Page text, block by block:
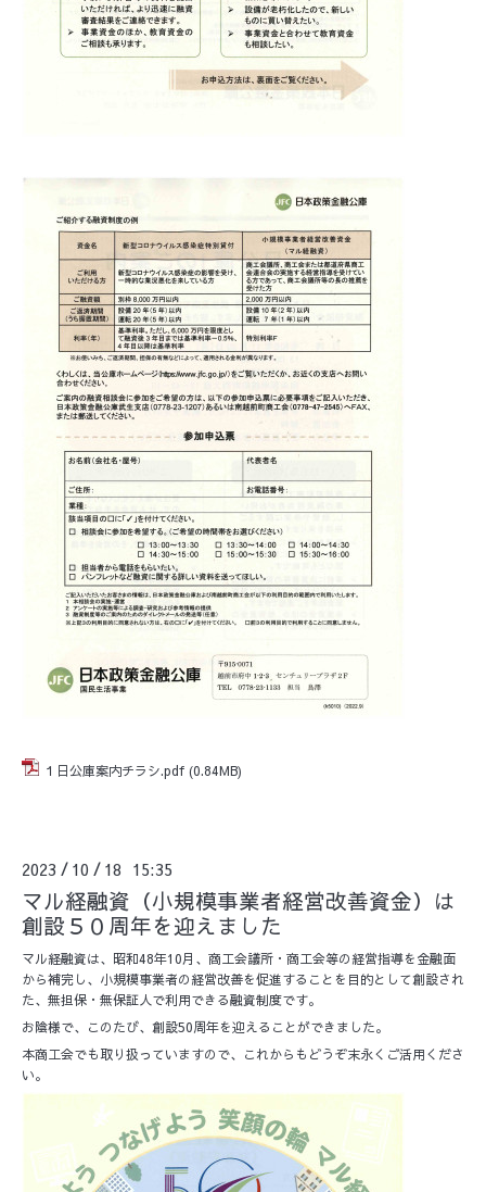
１日公庫案内チラシ.pdf (0.84MB)
2023 / 10 / 18 15:35
マル経融資（小規模事業者経営改善資金）は
創設５０周年を迎えました
マル経融資は、昭和48年10月、商工会議所・商工会等の経営指導を金融面
から補完し、小規模事業者の経営改善を促進することを目的として創設され
た、無担保・無保証人で利用できる融資制度です。
お陰様で、このたび、創設50周年を迎えることができました。
本商工会でも取り扱っていますので、これからもどうぞ末永くご活用くださ
い。